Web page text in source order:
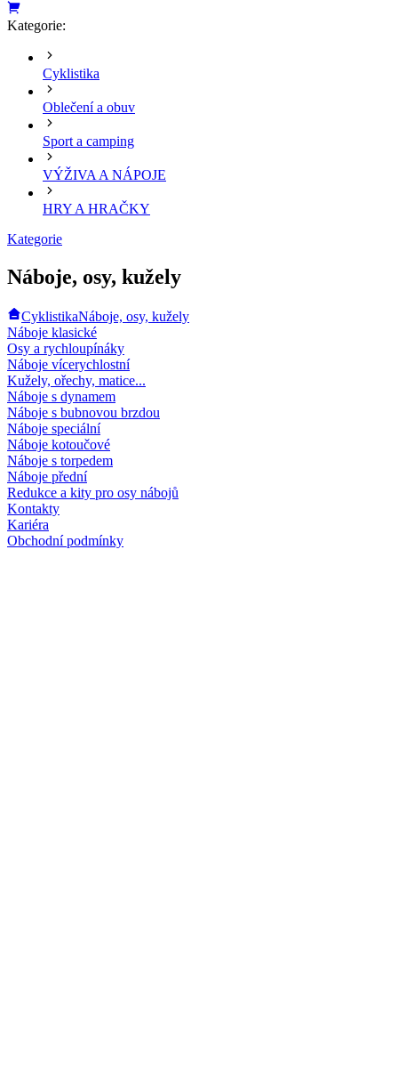
Kategorie:
Cyklistika
Oblečení a obuv
Sport a camping
VÝŽIVA A NÁPOJE
HRY A HRAČKY
Kategorie
Náboje, osy, kužely
CyklistikaNáboje, osy, kužely
Náboje klasické
Osy a rychloupínáky
Náboje vícerychlostní
Kužely, ořechy, matice...
Náboje s dynamem
Náboje s bubnovou brzdou
Náboje speciální
Náboje kotoučové
Náboje s torpedem
Náboje přední
Redukce a kity pro osy nábojů
Kontakty
Kariéra
Obchodní podmínky